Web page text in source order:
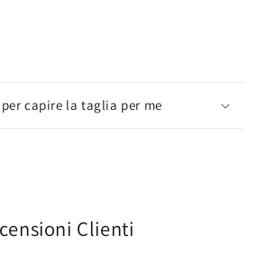
capire la taglia per me
Clienti